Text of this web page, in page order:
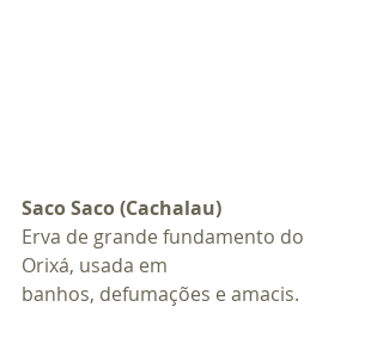
Saco Saco (Cachalau)
Erva de grande fundamento do
Orixá, usada em
banhos, defumações e amacis.